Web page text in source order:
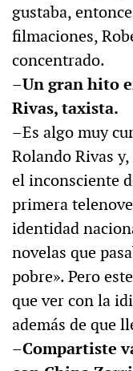
gustaba,
filmaciones,
concentrado.
–Un gran hito
Rivas, taxista.
–Es algo muy
Rolando Rivas
el inconsciente
primera
identidad
novelas que
pobre». Pero
que ver con la
además de que
–Compartiste